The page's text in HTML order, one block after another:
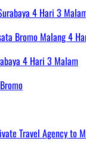
Bromo Malang 4
4 Hari 3 Malam
Travel Agency to